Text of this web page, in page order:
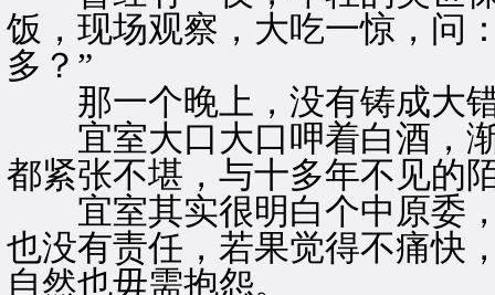
饭，现场观察，大吃一惊，问
多？”
那一个晚上，没有铸成大错
宜室大口大口呷着白酒，渐
都紧张不堪，与十多年不见的
宜室其实很明白个中原委，
也没有责任，若果觉得不痛快
自然也毋需抱怨。